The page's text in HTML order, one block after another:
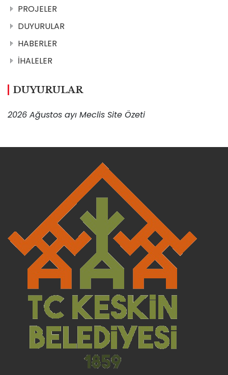
PROJELER
DUYURULAR
HABERLER
İHALELER
DUYURULAR
2026 Ağustos ayı Meclis Site Özeti